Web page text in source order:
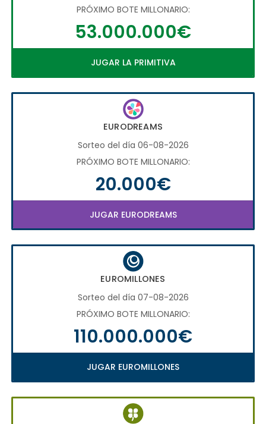
PRÓXIMO BOTE MILLONARIO:
53.000.000€
JUGAR LA PRIMITIVA
EURODREAMS
Sorteo del día 06-08-2026
PRÓXIMO BOTE MILLONARIO:
20.000€
JUGAR EURODREAMS
EUROMILLONES
Sorteo del día 07-08-2026
PRÓXIMO BOTE MILLONARIO:
110.000.000€
JUGAR EUROMILLONES